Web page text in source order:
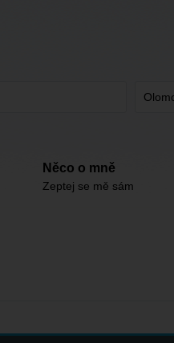
Něco o mně
Zeptej se mě sám